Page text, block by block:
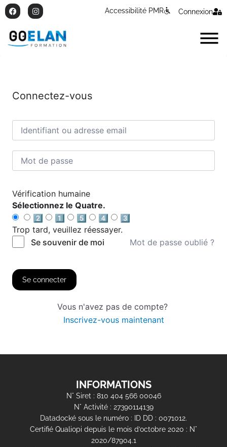
Accessibilité PMR Connexion
Connectez-vous
Vérification humaine
Sélectionnez le Quatre.
2️⃣
1️⃣ 5️⃣ 4️⃣
3️⃣
Trop tard, veuillez réessayer.
Se souvenir de moi
Mot de passe oublié ?
Se connecter
Vous n'avez pas de compte?
Inscrivez-vous maintenant
INFORMATIONS
N° Siret : 810 404 566 00046
N° Activité : 27390114139
Datadocké sous le numéro : ID DD : 0071012.
Certifié Qualiopi depuis le mois d’octobre 2020 : N°
2020/87904.1